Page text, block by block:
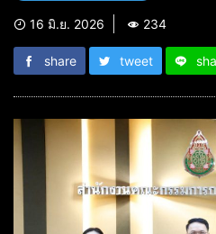
16 มิ.ย. 2026 234
share tweet